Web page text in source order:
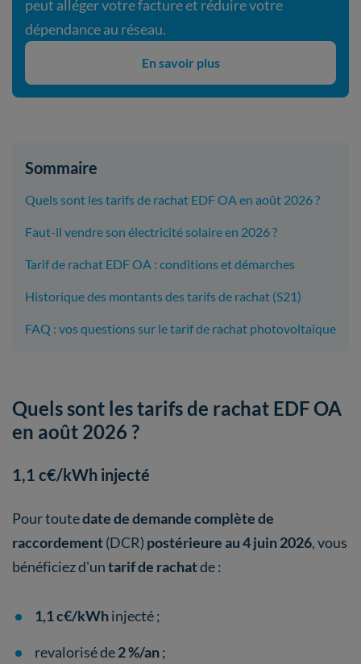
peut alléger votre facture et réduire votre
dépendance au réseau.
En savoir plus
Sommaire
Quels sont les tarifs de rachat EDF OA en août 2026 ?
Faut-il vendre son électricité solaire en 2026 ?
Tarif de rachat EDF OA : conditions et démarches
Historique des montants des tarifs de rachat (S21)
FAQ : vos questions sur le tarif de rachat photovoltaïque
Quels sont les tarifs de rachat EDF OA
en août 2026 ?
1,1 c€/kWh injecté
Pour toutedate de demande complète de
raccordement(DCR) postérieure au 4 juin 2026, vous
bénéficiez d'untarif de rachatde :
1,1 c€/kWhinjecté ;
revalorisé de2 %/an;